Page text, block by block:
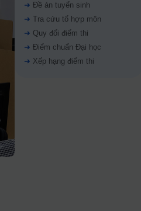
➜ Đề án tuyển sinh
➜ Tra cứu tổ hợp môn
➜ Quy đổi điểm thi
➜ Điểm chuẩn Đại học
➜ Xếp hạng điểm thi